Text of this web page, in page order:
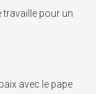
travaille pour un
avec le pape